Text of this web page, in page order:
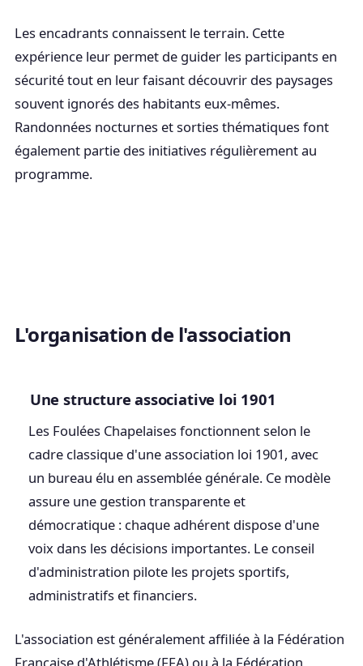
Les encadrants connaissent le terrain. Cette
expérience leur permet de guider les participants en
sécurité tout en leur faisant découvrir des paysages
souvent ignorés des habitants eux-mêmes.
Randonnées nocturnes et sorties thématiques font
également partie des initiatives régulièrement au
programme.
L'organisation de l'association
Une structure associative loi 1901
Les Foulées Chapelaises fonctionnent selon le
cadre classique d'une association loi 1901, avec
un bureau élu en assemblée générale. Ce modèle
assure une gestion transparente et
démocratique : chaque adhérent dispose d'une
voix dans les décisions importantes. Le conseil
d'administration pilote les projets sportifs,
administratifs et financiers.
L'association est généralement affiliée à la Fédération
Française d'Athlétisme (FFA) ou à la Fédération